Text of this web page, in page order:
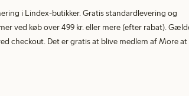
i Lindex-butikker. Gratis standardlevering og
ved køb over 499 kr. eller mere (efter rabat).
checkout. Det er gratis at blive medlem af More at